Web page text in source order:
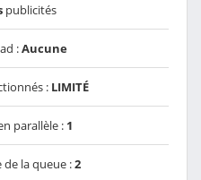
publicités
:Aucune
: LIMITÉ
parallèle : 1
de la queue :2